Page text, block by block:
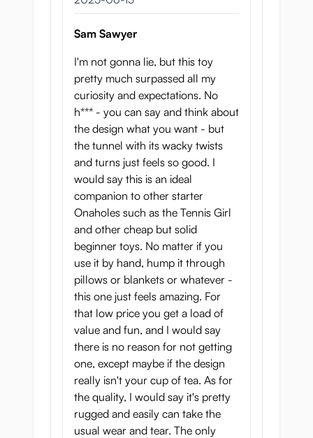
Sam Sawyer
I'm not gonna lie, but this toy
pretty much surpassed all my
curiosity and expectations. No
h*** - you can say and think about
the design what you want - but
the tunnel with its wacky twists
and turns just feels so good. I
would say this is an ideal
companion to other starter
Onaholes such as the Tennis Girl
and other cheap but solid
beginner toys. No matter if you
use it by hand, hump it through
pillows or blankets or whatever -
this one just feels amazing. For
that low price you get a load of
value and fun, and I would say
there is no reason for not getting
one, except maybe if the design
really isn't your cup of tea. As for
the quality, I would say it's pretty
rugged and easily can take the
usual wear and tear. The only